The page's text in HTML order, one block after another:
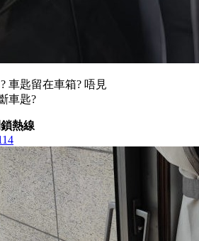
車匙留在車箱? 唔見
車匙?
熱線